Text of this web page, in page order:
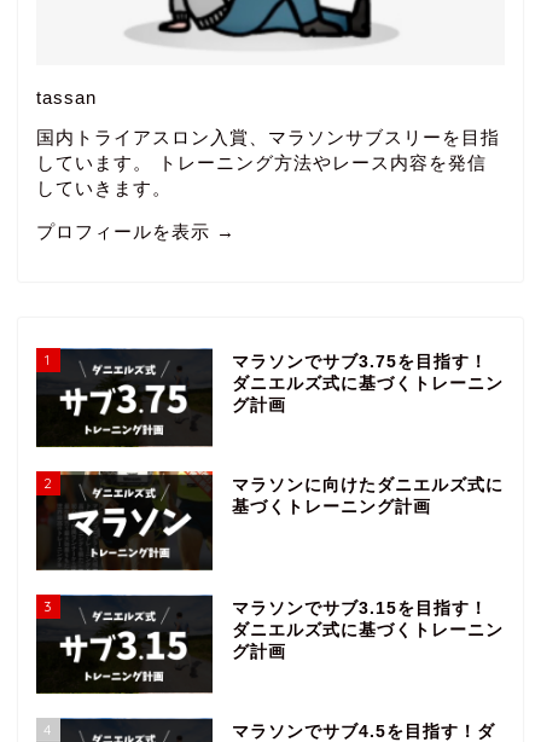
tassan
国内トライアスロン入賞、マラソンサブスリーを目指
しています。 トレーニング方法やレース内容を発信
していきます。
プロフィールを表示 →
1
マラソンでサブ3.75を目指す！
ダニエルズ式に基づくトレーニン
グ計画
2
マラソンに向けたダニエルズ式に
基づくトレーニング計画
3
マラソンでサブ3.15を目指す！
ダニエルズ式に基づくトレーニン
グ計画
4
マラソンでサブ4.5を目指す！ダ